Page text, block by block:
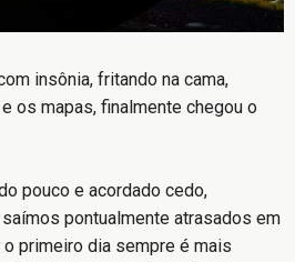
insônia, fritando na cama,
os mapas, finalmente chegou o
pouco e acordado cedo,
pontualmente atrasados em
o primeiro dia sempre é mais